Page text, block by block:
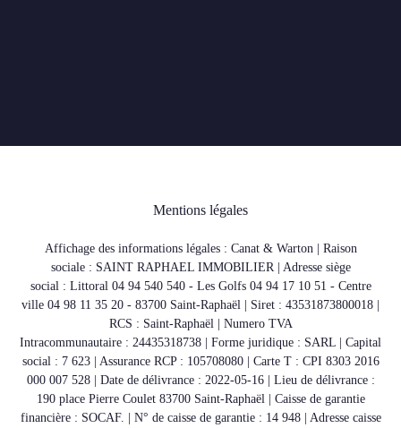
Mentions légales
Affichage des informations légales : Canat & Warton | Raison
sociale : SAINT RAPHAEL IMMOBILIER | Adresse siège
social : Littoral 04 94 540 540 - Les Golfs 04 94 17 10 51 - Centre
ville 04 98 11 35 20 - 83700 Saint-Raphaël | Siret : 43531873800018 |
RCS : Saint-Raphaël | Numero TVA
Intracommunautaire : 24435318738 | Forme juridique : SARL | Capital
social : 7 623 | Assurance RCP : 105708080 | Carte T : CPI 8303 2016
000 007 528 | Date de délivrance : 2022-05-16 | Lieu de délivrance :
190 place Pierre Coulet 83700 Saint-Raphaël | Caisse de garantie
financière : SOCAF. | N° de caisse de garantie : 14 948 | Adresse caisse